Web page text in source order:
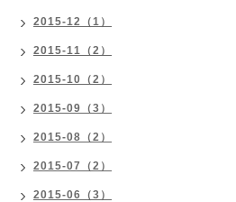
2015-12（1）
2015-11（2）
2015-10（2）
2015-09（3）
2015-08（2）
2015-07（2）
2015-06（3）